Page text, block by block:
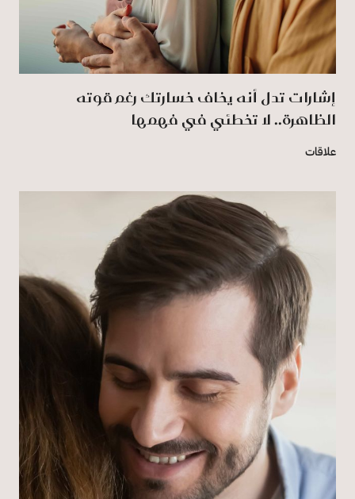
إشارات تدل أنه يخاف خسارتك رغم قوته
الظاهرة.. لا تخطئي في فهمها
علاقات